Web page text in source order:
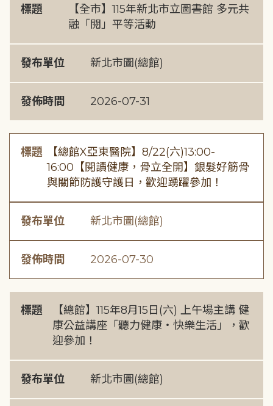
標題
【全市】115年新北市立圖書館 多元共
融「閱」平等活動
發布單位 新北市圖(總館)
發佈時間 2026-07-31
標題
【總館X亞東醫院】8/22(六)13:00-
16:00【閱讀健康，骨立全開】銀髮好筋骨
與關節防護守護日，歡迎踴躍參加！
發布單位 新北市圖(總館)
發佈時間 2026-07-30
標題
【總館】115年8月15日(六) 上午場主講 健
康公益講座「聽力健康・快樂生活」，歡
迎參加！
發布單位 新北市圖(總館)